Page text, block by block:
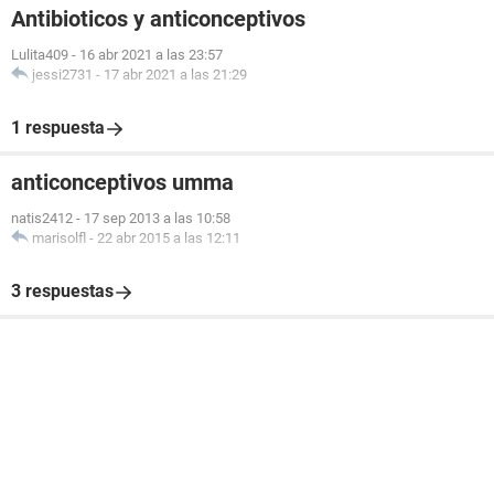
Antibioticos y anticonceptivos
Lulita409 - 16 abr 2021 a las 23:57
jessi2731 - 17 abr 2021 a las 21:29
1 respuesta
anticonceptivos umma
natis2412 - 17 sep 2013 a las 10:58
marisolfl - 22 abr 2015 a las 12:11
3 respuestas